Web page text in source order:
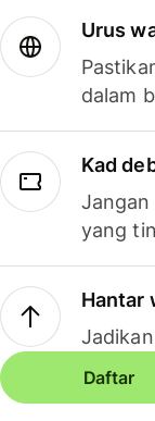
Urus
dalam
Kad
yang
Hantar
Daftar